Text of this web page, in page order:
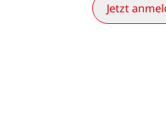
Jetzt